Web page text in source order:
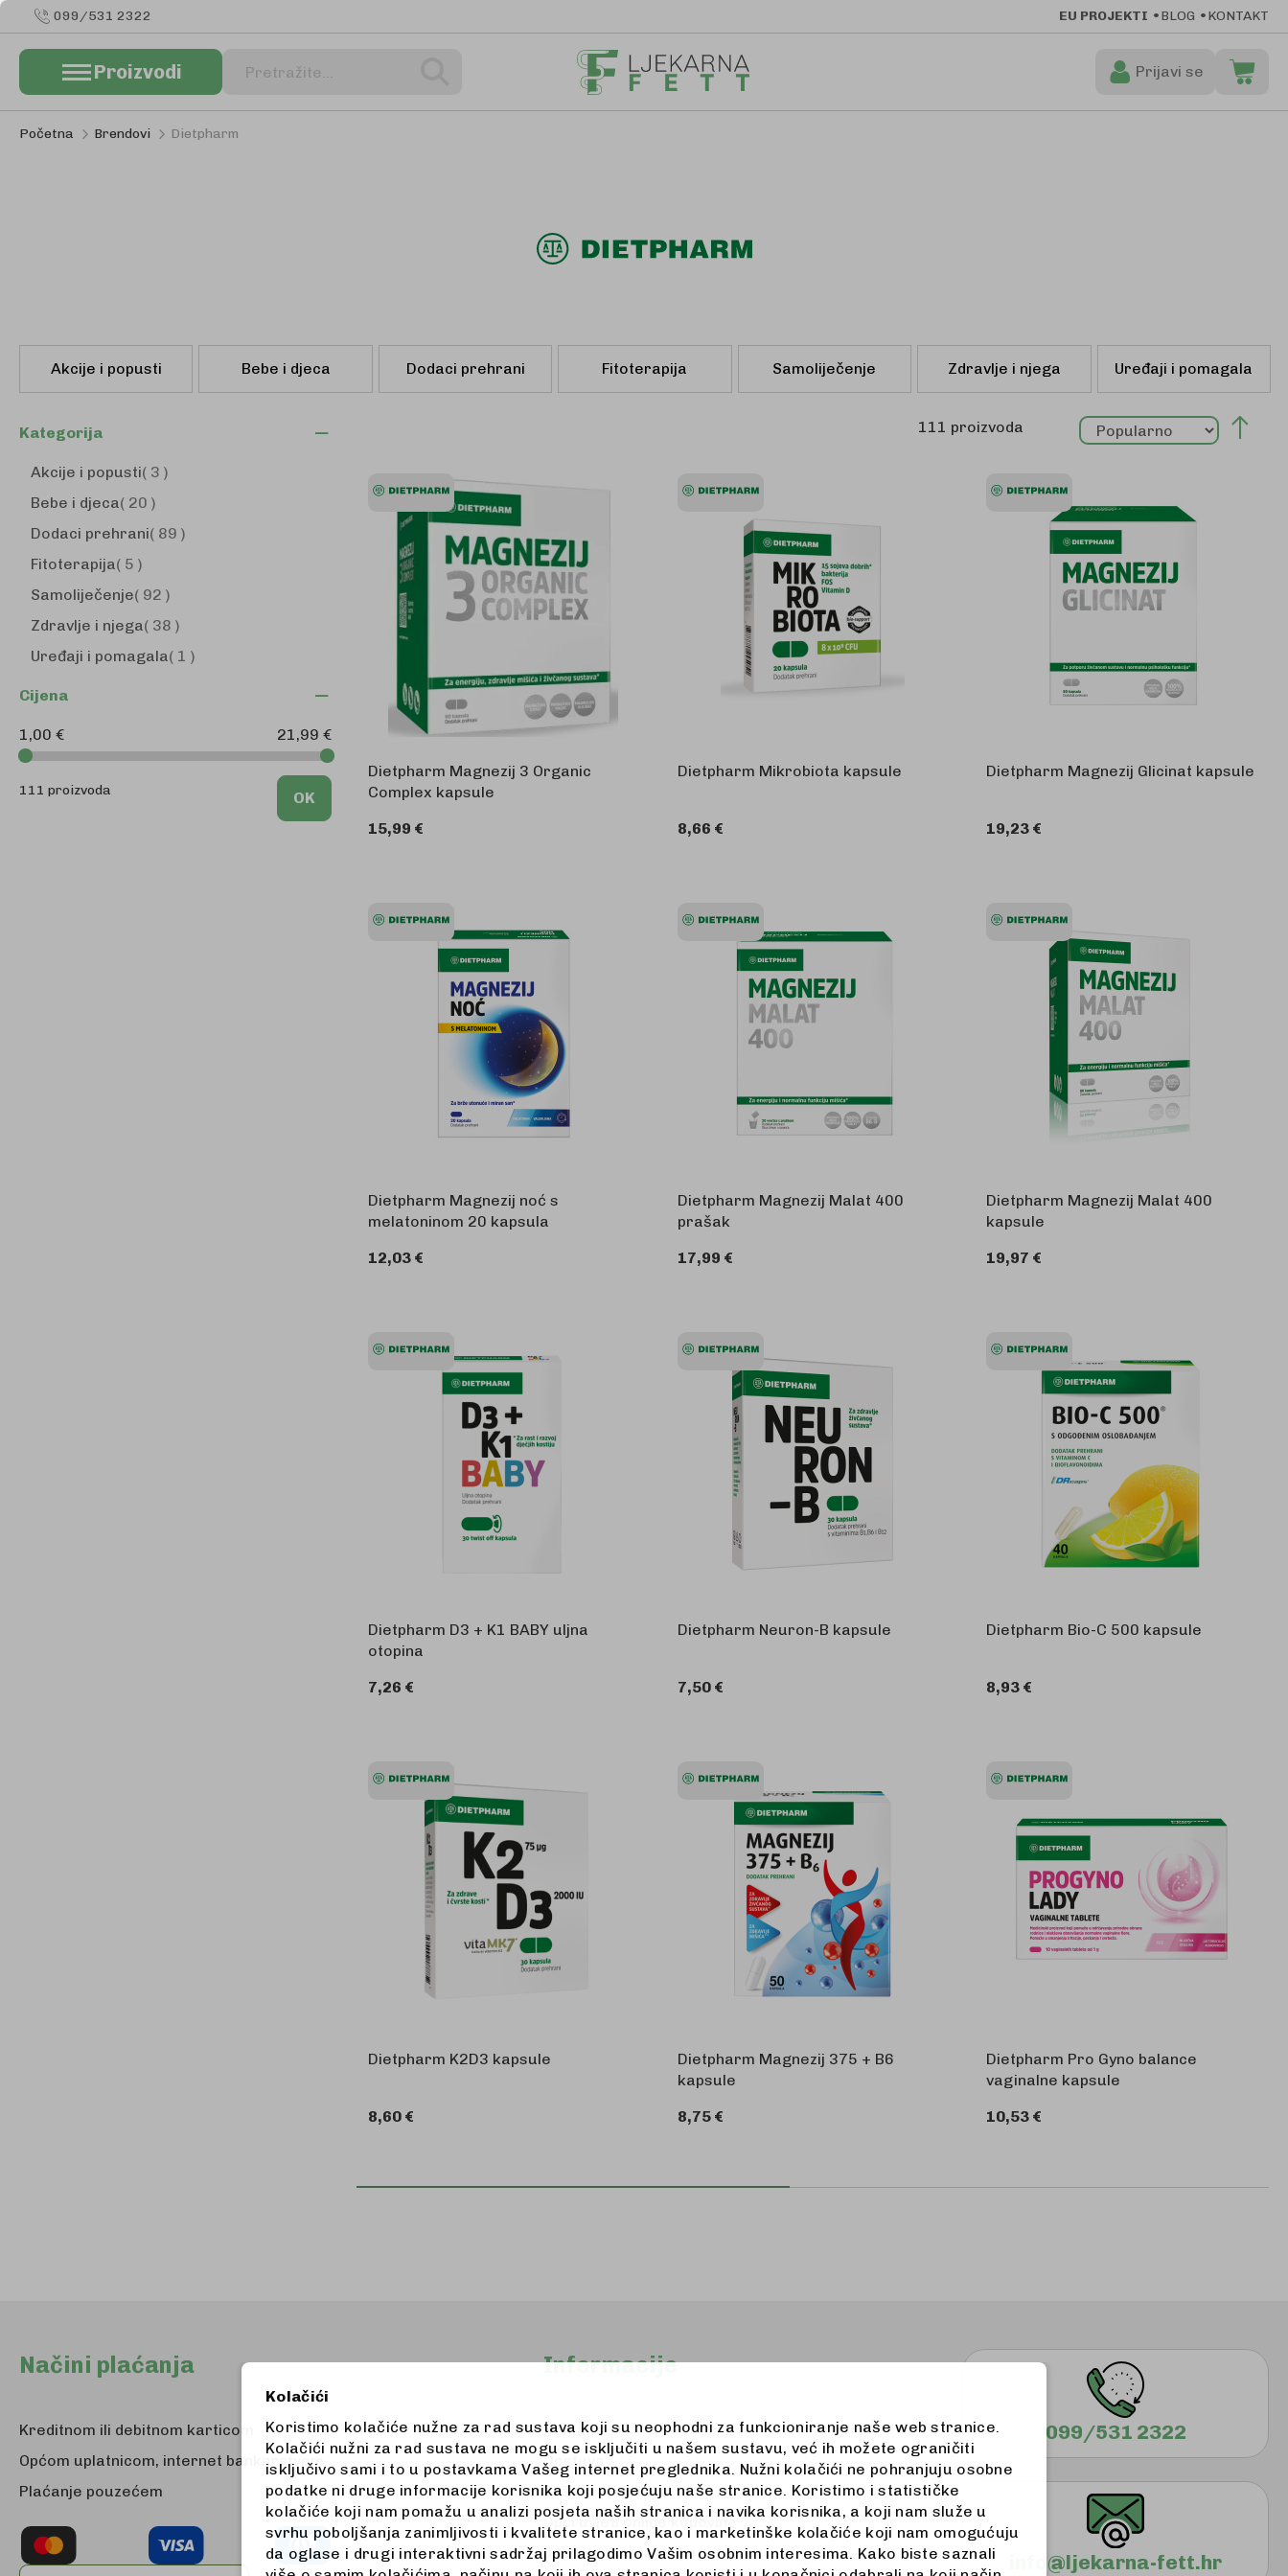
099/531 2322 EU PROJEKTI BLOG KONTAKT
Proizvodi Moja
Pretraživanje
Prijavi se
Početna Brendovi Dietpharm
Akcije i popusti Bebe i djeca Dodaci prehrani Fitoterapija Samoliječenje Zdravlje i njega Uređaji i pomagala
111 proizvoda
Dietpharm Magnezij 3 Organic
Complex kapsule
15,99 €
Dietpharm Mikrobiota kapsule
8,66 €
Dietpharm Magnezij Glicinat kapsule
19,23 €
Dietpharm Magnezij noć s
melatoninom 20 kapsula
12,03 €
Dietpharm Magnezij Malat 400
prašak
17,99 €
Dietpharm Magnezij Malat 400
kapsule
19,97 €
Dietpharm D3 + K1 BABY uljna
otopina
7,26 €
Dietpharm Neuron-B kapsule
7,50 €
Dietpharm Bio-C 500 kapsule
8,93 €
Dietpharm K2D3 kapsule
8,60 €
Dietpharm Magnezij 375 + B6
kapsule
8,75 €
Dietpharm Pro Gyno balance
vaginalne kapsule
10,53 €
Kategorija
Akcije i popusti 3 proizvodi
Bebe i djeca 20 proizvodi
Dodaci prehrani 89 proizvodi
Fitoterapija 5 proizvodi
Samoliječenje 92 proizvodi
Zdravlje i njega 38 proizvodi
Uređaji i pomagala 1 proizvod
Cijena
1,00 € 21,99 €
111 proizvoda OK
Načini plaćanja
Kreditnom ili debitnom karticom
Općom uplatnicom, internet bankarstvom
Plaćanje pouzećem
Informacije
Kontakt
Dostava
Zaštita podataka
Opći uvjeti online kupovine
Jednostrani raskid ugovora
099/531 2322
info@ljekarna-fett.hr
Kolačići
Koristimo kolačiće nužne za rad sustava koji su neophodni za funkcioniranje naše web stranice.
Kolačići nužni za rad sustava ne mogu se isključiti u našem sustavu, već ih možete ograničiti
isključivo sami i to u postavkama Vašeg internet preglednika. Nužni kolačići ne pohranjuju osobne
podatke ni druge informacije korisnika koji posjećuju naše stranice. Koristimo i statističke
kolačiće koji nam pomažu u analizi posjeta naših stranica i navika korisnika, a koji nam služe u
svrhu poboljšanja zanimljivosti i kvalitete stranice, kao i marketinške kolačiće koji nam omogućuju
da oglase i drugi interaktivni sadržaj prilagodimo Vašim osobnim interesima. Kako biste saznali